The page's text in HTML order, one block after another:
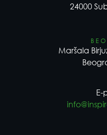
24000
Maršala
E-